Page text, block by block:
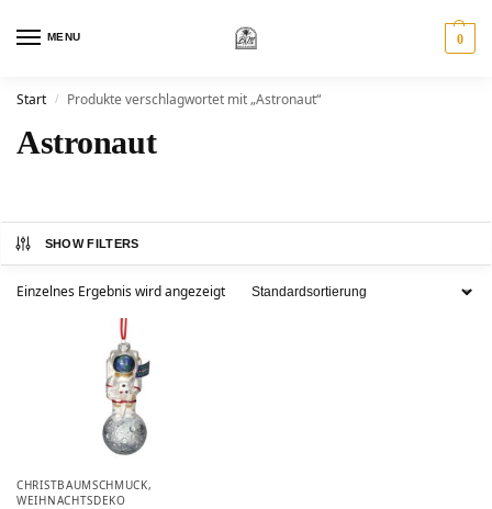
MENU 0
Start / Produkte verschlagwortet mit „Astronaut“
Astronaut
SHOW FILTERS
Einzelnes Ergebnis wird angezeigt
CHRISTBAUMSCHMUCK,
WEIHNACHTSDEKO